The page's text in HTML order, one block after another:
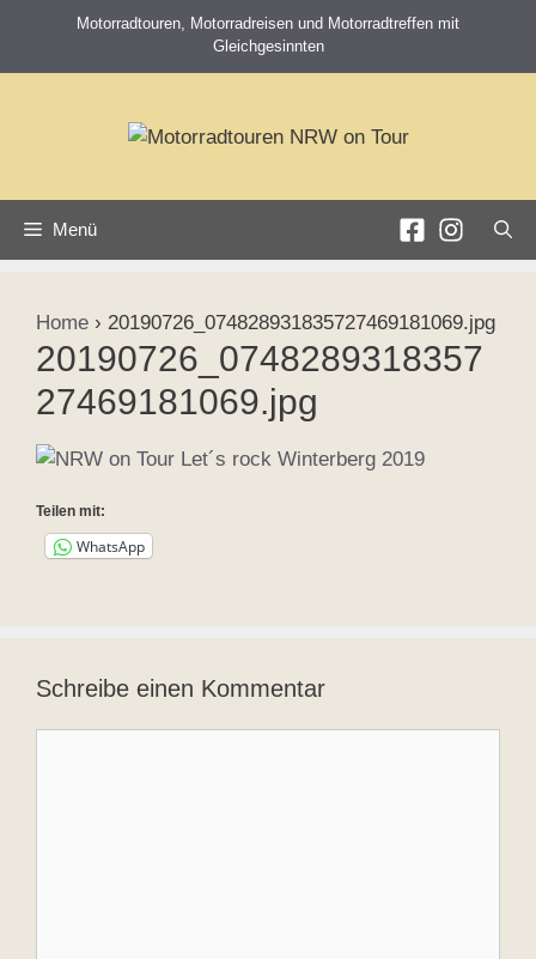
springen
Motorradtouren, Motorradreisen und Motorradtreffen mit
Gleichgesinnten
Menü
Home › 20190726_074828931835727469181069.jpg
20190726_0748289318357
27469181069.jpg
Teilen mit:
WhatsApp
Schreibe einen Kommentar